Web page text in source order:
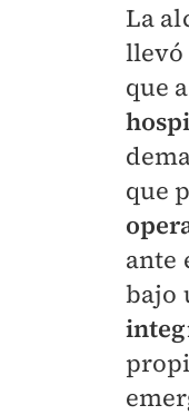
La
llevó
que
que
ante
bajo